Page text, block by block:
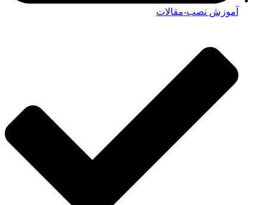
آموزش نصب-مقالات